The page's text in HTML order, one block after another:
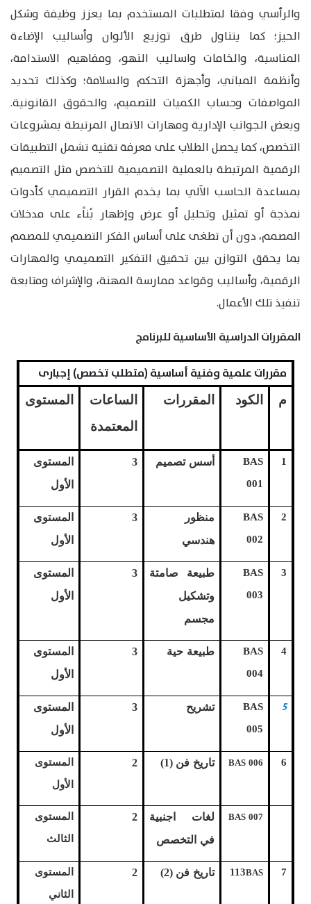
والرأسي وفقا لمتطلبات المستخدم بما يعزز وظيفة وشكل
الحيز؛ كما يتناول طرق توزيع الألوان وأساليب الإضاءة
المناسبة، والخامات واساليب النهو، ومفاهيم الاستدامة،
وأنظمة المباني، وأجهزة التحكم والسلامة؛ وكذلك تحديد
المواصفات وحساب الكميات للتصميم، والحقوق القانونية.
وبعض الجوانب الإدارية ومهارات الاتصال المرتبطة بمشروعات
التخصص، كما يحصل الطلاب على معرفة تقنية تشمل التطبيقات
الرقمية المرتبطة بالعملية التصميمية للتخصص مثل التصميم
بمساعدة الحاسب الآلي بما يخدم القرار التصميمي كأدوات
نمذجة أو تمثيل وتحليل أو عرض وإظهار بُناًء على مدخلات
المصمم، دون أن تطغى على أساس الفكر التصميمي للمصمم
بما يحقق التوازن بين تحقيق التفكير التصميمي والمهارات
الرقمية، وأساليب وقواعد ممارسة المهنة، والإشراف ومتابعة
تنفيذ تلك الأعمال.
المقررات الدراسية الأساسية للبرنامج
مقررات علمية وفنية أساسية (متطلب تخصص) إجبارى
م الكود المقررات
الساعات
المعتمدة
المستوى
1
BAS
001
أسس تصميم 3
المستوى
الأول
2
BAS
002
منظور
هندسي
3
المستوى
الأول
3
BAS
003
طبيعة صامتة
وتشكيل
مجسم
3
المستوى
الأول
4
BAS
004
طبيعة حية 3
المستوى
الأول
5
BAS
005
تشريح 3
المستوى
الأول
6
BAS 006 تاريخ فن (1) 2
المستوى
الأول
BAS 007
لغات اجنبية
في التخصص
2
المستوى
الثالث
7
BAS
113 تاريخ فن (2) 2
المستوى
الثاني